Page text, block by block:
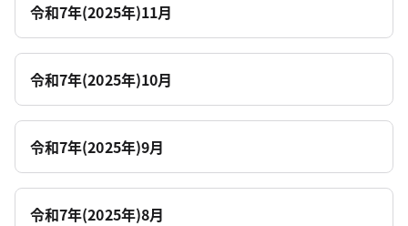
令和7年(2025年)11月
令和7年(2025年)10月
令和7年(2025年)9月
令和7年(2025年)8月